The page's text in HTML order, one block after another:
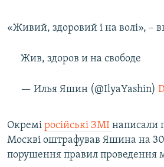
«Живий, здоровий і на волі», –
Жив, здоров и на свободе
— Илья Яшин (@IlyaYashin)
Окремі російські ЗМІ написали
Москві оштрафував Яшина на 30
порушення правил проведення